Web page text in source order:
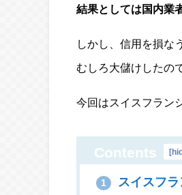
結果としては国内業
しかし、信用を損な
むしろ大儲けしたの
今回はスイスフラン
Contents [
1 スイスフ